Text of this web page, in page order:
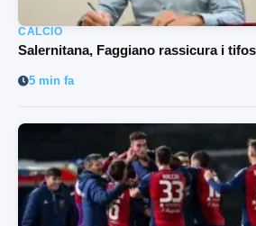
CALCIO
Salernitana, Faggiano rassicura i
5 min fa